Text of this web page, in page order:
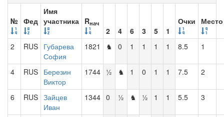
№ Фед
Имя
участника Rнач
2 4 6 3 5 1
Очки Место
2 RUS Губарева
София
1821 ♞ 0 1 1 1 1 8.5 1
4 RUS Березин
Виктор
1744 ½ ♞ 1 0 1 1 7.5 2
6 RUS Зайцев
Иван
1344 0 ½ ♞ ½ 1 1 5.5 3